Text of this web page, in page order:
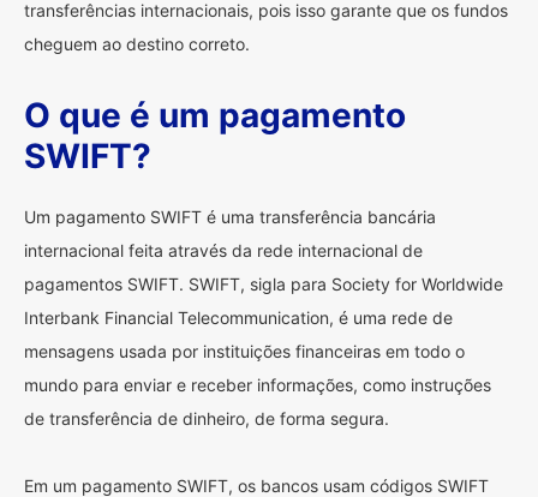
transferências internacionais, pois isso garante que os fundos
cheguem ao destino correto.
O que é um pagamento
SWIFT?
Um pagamento SWIFT é uma transferência bancária
internacional feita através da rede internacional de
pagamentos SWIFT. SWIFT, sigla para Society for Worldwide
Interbank Financial Telecommunication, é uma rede de
mensagens usada por instituições financeiras em todo o
mundo para enviar e receber informações, como instruções
de transferência de dinheiro, de forma segura.
Em um pagamento SWIFT, os bancos usam códigos SWIFT